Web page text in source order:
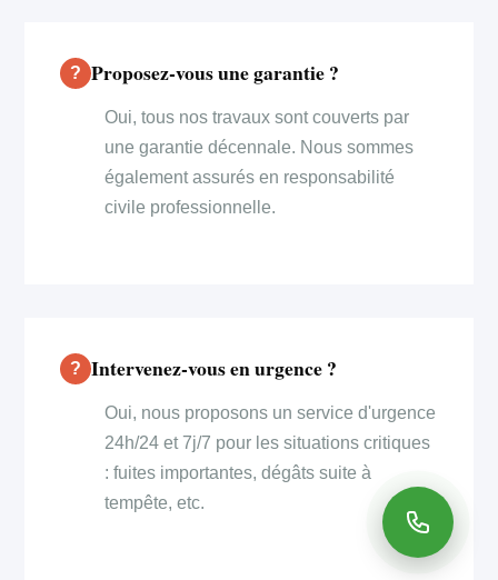
Proposez-vous une garantie ?
Oui, tous nos travaux sont couverts par
une garantie décennale. Nous sommes
également assurés en responsabilité
civile professionnelle.
Intervenez-vous en urgence ?
Oui, nous proposons un service d'urgence
24h/24 et 7j/7 pour les situations critiques
: fuites importantes, dégâts suite à
tempête, etc.